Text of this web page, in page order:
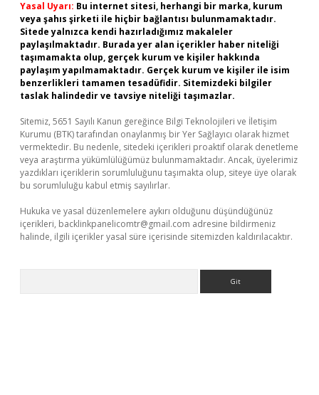
Yasal Uyarı: Bu internet sitesi, herhangi bir marka, kurum
veya şahıs şirketi ile hiçbir bağlantısı bulunmamaktadır.
Sitede yalnızca kendi hazırladığımız makaleler
paylaşılmaktadır. Burada yer alan içerikler haber niteliği
taşımamakta olup, gerçek kurum ve kişiler hakkında
paylaşım yapılmamaktadır. Gerçek kurum ve kişiler ile isim
benzerlikleri tamamen tesadüfidir. Sitemizdeki bilgiler
taslak halindedir ve tavsiye niteliği taşımazlar.
Sitemiz, 5651 Sayılı Kanun gereğince Bilgi Teknolojileri ve İletişim
Kurumu (BTK) tarafından onaylanmış bir Yer Sağlayıcı olarak hizmet
vermektedir. Bu nedenle, sitedeki içerikleri proaktif olarak denetleme
veya araştırma yükümlülüğümüz bulunmamaktadır. Ancak, üyelerimiz
yazdıkları içeriklerin sorumluluğunu taşımakta olup, siteye üye olarak
bu sorumluluğu kabul etmiş sayılırlar.
Hukuka ve yasal düzenlemelere aykırı olduğunu düşündüğünüz
içerikleri, backlinkpanelicomtr@gmail.com adresine bildirmeniz
halinde, ilgili içerikler yasal süre içerisinde sitemizden kaldırılacaktır.